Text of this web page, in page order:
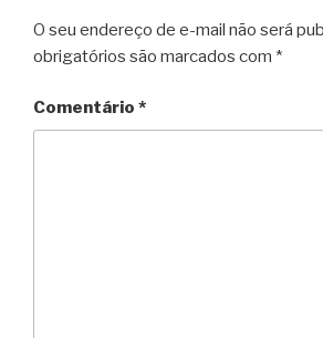
O seu endereço de e-mail não será
obrigatórios são marcados com *
Comentário *